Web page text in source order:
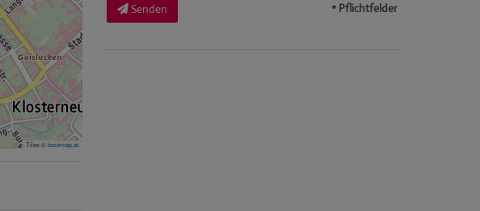
Tiles ©basemap.at
Senden * Pflichtfelder